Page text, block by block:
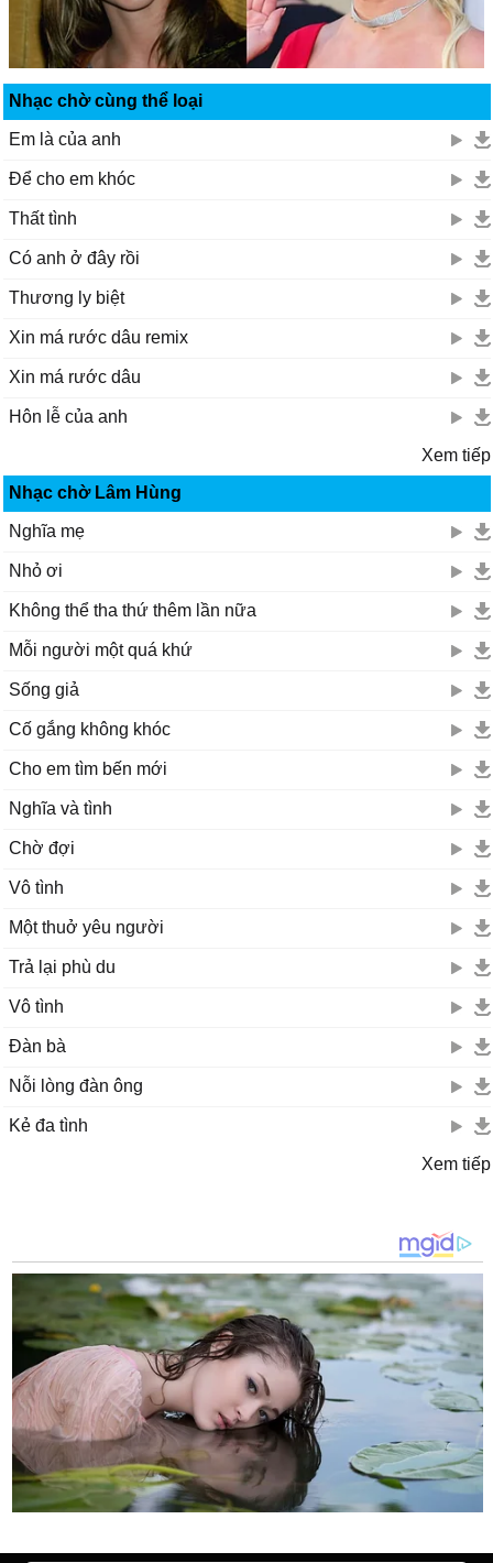
Nhạc chờ cùng thể loại
Em là của anh
Để cho em khóc
Thất tình
Có anh ở đây rồi
Thương ly biệt
Xin má rước dâu remix
Xin má rước dâu
Hôn lễ của anh
Xem tiếp
Nhạc chờ Lâm Hùng
Nghĩa mẹ
Nhỏ ơi
Không thể tha thứ thêm lần nữa
Mỗi người một quá khứ
Sống giả
Cố gắng không khóc
Cho em tìm bến mới
Nghĩa và tình
Chờ đợi
Vô tình
Một thuở yêu người
Trả lại phù du
Vô tình
Đàn bà
Nỗi lòng đàn ông
Kẻ đa tình
Xem tiếp